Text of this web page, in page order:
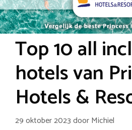
Top 10 all
hotels van
Hotels &
29 oktober 2023doorMichiel